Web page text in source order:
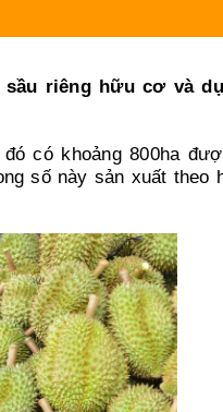
Người gieo
sầu riêng hữu cơ và
có khoảng 800ha
số này sản xuất theo